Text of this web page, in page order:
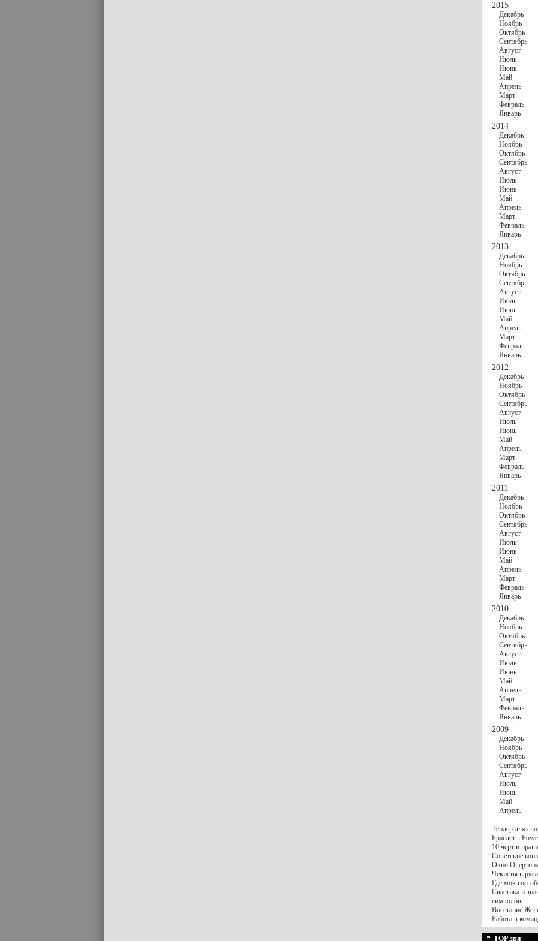
2015
Декабрь
Ноябрь
Октябрь
Сентябрь
Август
Июль
Июнь
Май
Апрель
Март
Февраль
Январь
2014
Декабрь
Ноябрь
Октябрь
Сентябрь
Август
Июль
Июнь
Май
Апрель
Март
Февраль
Январь
2013
Декабрь
Ноябрь
Октябрь
Сентябрь
Август
Июль
Июнь
Май
Апрель
Март
Февраль
Январь
2012
Декабрь
Ноябрь
Октябрь
Сентябрь
Август
Июль
Июнь
Май
Апрель
Март
Февраль
Январь
2011
Декабрь
Ноябрь
Октябрь
Сентябрь
Август
Июль
Июнь
Май
Апрель
Март
Февраль
Январь
2010
Декабрь
Ноябрь
Октябрь
Сентябрь
Август
Июль
Июнь
Май
Апрель
Март
Февраль
Январь
2009
Декабрь
Ноябрь
Октябрь
Сентябрь
Август
Июль
Июнь
Май
Апрель
Тендер для
Браслеты
10 черт и
Советские
Окно
Чекисты в
Где моя
Свастика и
символов
Восстание
Работа в
TOP дня